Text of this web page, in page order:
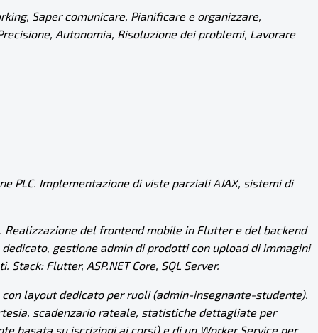
Saper comunicare, Pianificare e organizzare,
Autonomia, Risoluzione dei problemi, Lavorare
Implementazione di viste parziali AJAX, sistemi di
del frontend mobile in Flutter e del backend
gestione admin di prodotti con upload di immagini
Stack: Flutter, ASP.NETCore, SQL Server.
layout dedicato per ruoli (admin-insegnante-studente).
scadenzario rateale, statistiche dettagliate per
basata su iscrizioni ai corsi) e di un Worker Service per